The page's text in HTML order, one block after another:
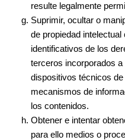
resulte legalmente
Suprimir, ocultar o
de propiedad
identificativos de los
terceros incorporados
dispositivos técnicos
mecanismos de
los contenidos.
Obtener e intentar
para ello medios o